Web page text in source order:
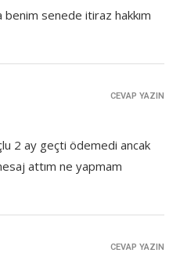
senede itiraz hakkım
2 ay geçti ödemedi ancak
attım ne yapmam
CEVAP YAZIN
CEVAP YAZIN